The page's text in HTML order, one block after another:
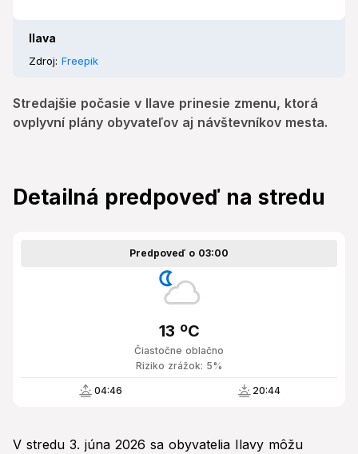
Ilava
Zdroj: Freepik
Stredajšie počasie v Ilave prinesie zmenu, ktorá
ovplyvní plány obyvateľov aj návštevníkov mesta.
Detailná predpoveď na stredu
Predpoveď o 03:00
Čiastočne oblačno
13 ºC
Riziko zrážok: 5%
04:46 20:44
V stredu 3. júna 2026 sa obyvatelia Ilavy môžu